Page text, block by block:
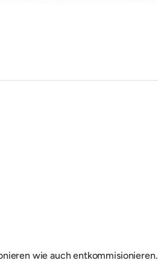
wie auch entkommisionieren.